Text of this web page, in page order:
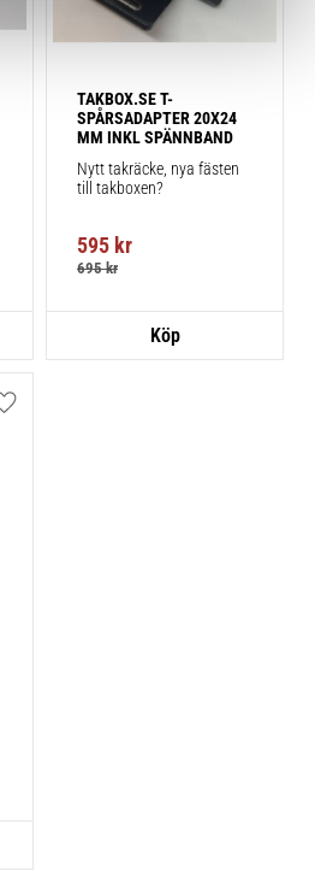
TAKBOX.SE T-
SPÅRSADAPTER 20X24
MM INKL SPÄNNBAND
Nytt takräcke, nya fästen
till takboxen?
595 kr
695kr
Lägg till i favoriter